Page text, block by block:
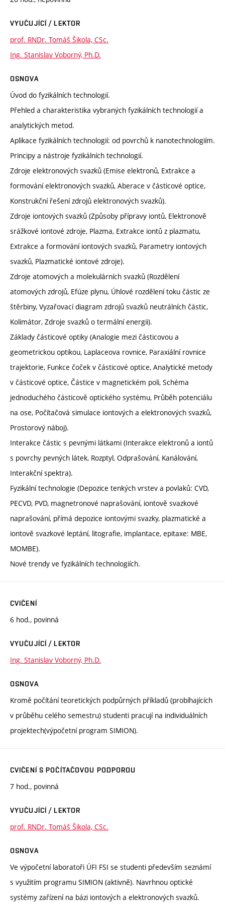
VYUČUJÍCÍ / LEKTOR
prof. RNDr. Tomáš Šikola, CSc.
Ing. Stanislav Voborný, Ph.D.
OSNOVA
Úvod do fyzikálních technologií.
Přehled a charakteristika vybraných fyzikálních technologií a
analytických metod.
Aplikace fyzikálních technologií: od povrchů k nanotechnologiím.
Principy a nástroje fyzikálních technologií.
Zdroje elektronových svazků (Emise elektronů, Extrakce a
formování elektronových svazků, Aberace v částicové optice,
Konstrukční řešení zdrojů elektronových svazků).
Zdroje iontových svazků (Způsoby přípravy iontů, Elektronově
srážkové iontové zdroje, Plazma, Extrakce iontů z plazmatu,
Extrakce a formování iontových svazků, Parametry iontových
svazků, Plazmatické iontové zdroje).
Zdroje atomových a molekulárních svazků (Rozdělení
atomových zdrojů, Efúze plynu, Úhlové rozdělení toku částic ze
štěrbiny, Vyzařovací diagram zdrojů svazků neutrálních částic,
Kolimátor, Zdroje svazků o termální energii).
Základy částicové optiky (Analogie mezi částicovou a
geometrickou optikou, Laplaceova rovnice, Paraxiální rovnice
trajektorie, Funkce čoček v částicové optice, Analytické metody
v částicové optice, Částice v magnetickém poli, Schéma
jednoduchého částicově optického systému, Průběh potenciálu
na ose, Počítačová simulace iontových a elektronových svazků,
Prostorový náboj).
Interakce částic s pevnými látkami (Interakce elektronů a iontů
s povrchy pevných látek, Rozptyl, Odprašování, Kanálování,
Interakční spektra).
Fyzikální technologie (Depozice tenkých vrstev a povlaků: CVD,
PECVD, PVD, magnetronové naprašování, iontově svazkové
naprašování, přímá depozice iontovými svazky, plazmatické a
iontově svazkové leptání, litografie, implantace, epitaxe: MBE,
MOMBE).
Nové trendy ve fyzikálních technologiích.
CVIČENÍ
6 hod., povinná
VYUČUJÍCÍ / LEKTOR
Ing. Stanislav Voborný, Ph.D.
OSNOVA
Kromě počítání teoretických podpůrných příkladů (probíhajících
v průběhu celého semestru) studenti pracují na individuálních
projektech(výpočetní program SIMION).
CVIČENÍ S POČÍTAČOVOU PODPOROU
7 hod., povinná
VYUČUJÍCÍ / LEKTOR
prof. RNDr. Tomáš Šikola, CSc.
OSNOVA
Ve výpočetní laboratoři ÚFI FSI se studenti především seznámí
s využitím programu SIMION (aktivně). Navrhnou optické
systémy zařízení na bázi iontových a elektronových svazků.